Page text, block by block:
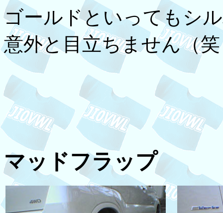
ゴールドといってもシ
意外と目立ちません（
マッドフラップ